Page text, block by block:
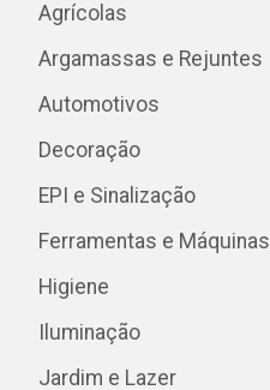
Agrícolas
Argamassas e Rejuntes
Automotivos
Decoração
EPI e Sinalização
Ferramentas e Máquinas
Higiene
Iluminação
Jardim e Lazer